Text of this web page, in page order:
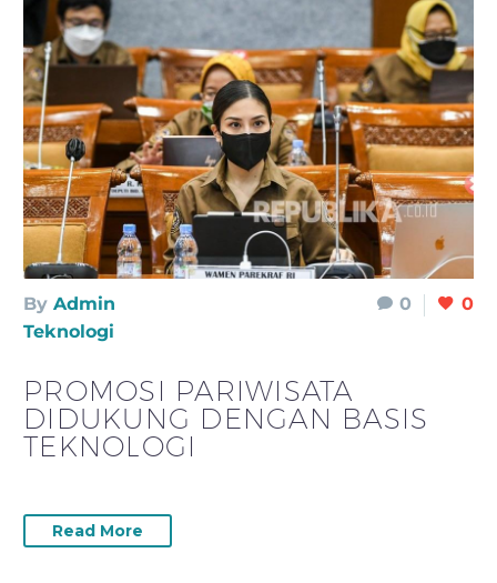
0 0
By Admin
Teknologi
PROMOSI PARIWISATA
DIDUKUNG DENGAN BASIS
TEKNOLOGI
Read More